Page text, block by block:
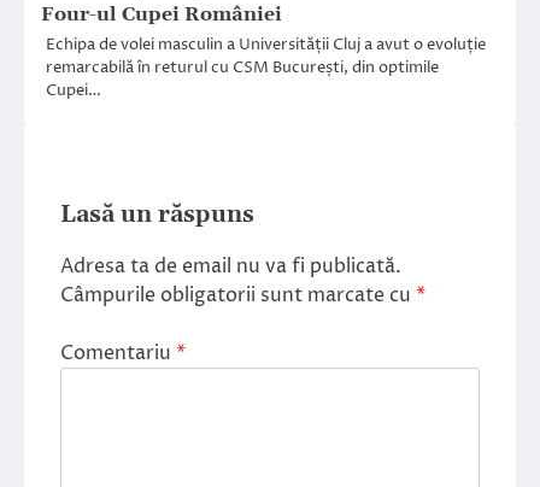
Four-ul Cupei României
Echipa de volei masculin a Universității Cluj a avut o evoluție
remarcabilă în returul cu CSM București, din optimile
Cupei…
Lasă un răspuns
Adresa ta de email nu va fi publicată.
Câmpurile obligatorii sunt marcate cu *
Comentariu *